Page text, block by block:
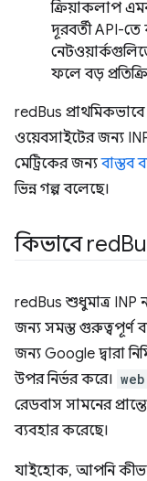
ক্রিয়াকলাপ
দূরবর্তী API-তে
ফলে বড়
redBus
ওয়েবসাইটের জন্য
মেট্রিকের জন্যবাস্তব
ভিন্ন গল্প বলেছে।
কিভাবে red
redBus শুধুমাত্র INP
জন্য সমস্ত গুরুত্বপূর্ণ
জন্য Google দ্বারা
উপর নির্ভর করে।
রেডবাস সামনের
ব্যবহার করেছে।
যাইহোক, আপনি